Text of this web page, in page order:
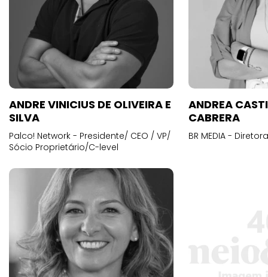
ANDRE VINICIUS DE OLIVEIRA E
SILVA
Palco! Network - Presidente/ CEO / VP/
Sócio Proprietário/C-level
ANDREA
CABRERA
BR MEDIA -